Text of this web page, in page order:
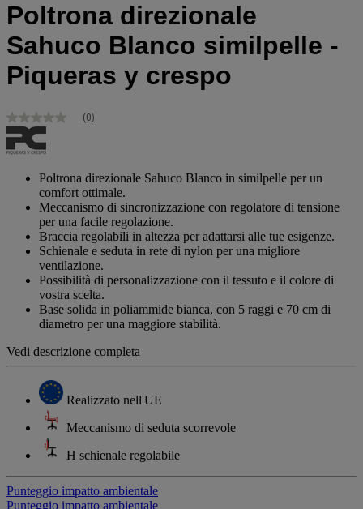
Poltrona direzionale
Sahuco Blanco similpelle -
Piqueras y crespo
Nessuna
valutazione
Stesso
pagina.
(0)
Poltrona direzionale Sahuco Blanco in similpelle per un
comfort ottimale.
Meccanismo di sincronizzazione con regolatore di tensione
per una facile regolazione.
Braccia regolabili in altezza per adattarsi alle tue esigenze.
Schienale e seduta in rete di nylon per una migliore
ventilazione.
Possibilità di personalizzazione con il tessuto e il colore di
vostra scelta.
Base solida in poliammide bianca, con 5 raggi e 70 cm di
diametro per una maggiore stabilità.
Vedi descrizione completa
Realizzato nell'UE
Meccanismo di seduta scorrevole
H schienale regolabile
Punteggio impatto ambientale
Punteggio impatto ambientale